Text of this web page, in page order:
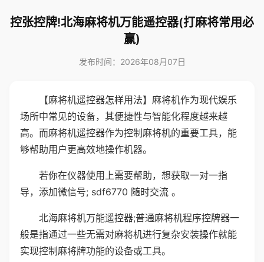
控张控牌!北海麻将机万能遥控器(打麻将常用必
赢)
发布时间：2026年08月07日
【麻将机遥控器怎样用法】麻将机作为现代娱乐
场所中常见的设备，其便捷性与智能化程度越来越
高。而麻将机遥控器作为控制麻将机的重要工具，能
够帮助用户更高效地操作机器。
若你在仪器使用上需要帮助，想获取一对一指
导，添加微信号; sdf6770 随时交流 。
北海麻将机万能遥控器;普通麻将机程序控牌器一
般是指通过一些无需对麻将机进行复杂安装操作就能
实现控制麻将牌功能的设备或工具。